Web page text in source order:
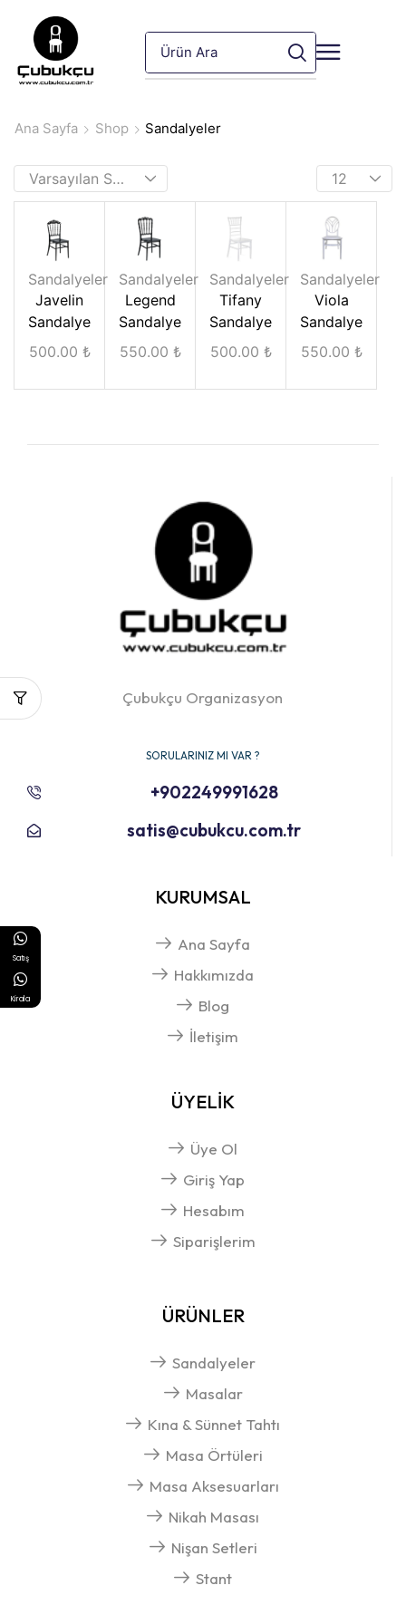
Ana Sayfa Shop Sandalyeler
Sandalyeler
Javelin
Sandalye
500.00 ₺
Sandalyeler
Legend
Sandalye
550.00 ₺
Sandalyeler
Tifany
Sandalye
500.00 ₺
Sandalyeler
Viola
Sandalye
550.00 ₺
Çubukçu Organizasyon
SORULARINIZ MI VAR ?
+902249991628
satis@cubukcu.com.tr
KURUMSAL
Ana Sayfa
Hakkımızda
Blog
İletişim
ÜYELİK
Üye Ol
Giriş Yap
Hesabım
Siparişlerim
ÜRÜNLER
Sandalyeler
Masalar
Kına & Sünnet Tahtı
Masa Örtüleri
Masa Aksesuarları
Nikah Masası
Nişan Setleri
Stant
Satış
Kirala